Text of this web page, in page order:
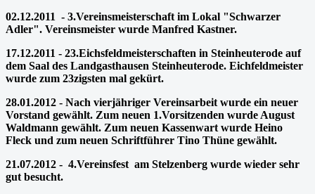
02.12.2011 - 3.Vereinsmeisterschaft im Lokal "Schwarzer
Adler". Vereinsmeister wurde Manfred Kastner.
17.12.2011 - 23.Eichsfeldmeisterschaften in Steinheuterode auf
dem Saal des Landgasthausen Steinheuterode. Eichfeldmeister
wurde zum 23zigsten mal gekürt.
28.01.2012 - Nach vierjähriger Vereinsarbeit wurde ein neuer
Vorstand gewählt. Zum neuen 1.Vorsitzenden wurde August
Waldmann gewählt. Zum neuen Kassenwart wurde Heino
Fleck und zum neuen Schriftführer Tino Thüne gewählt.
21.07.2012 - 4.Vereinsfest am Stelzenberg wurde wieder sehr
gut besucht.